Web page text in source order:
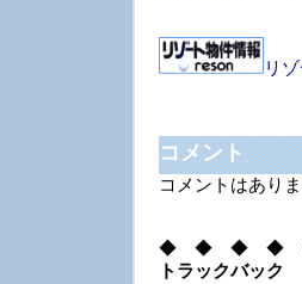
リ
コメント
コメントはあり
◆ ◆ ◆ ◆
トラックバック